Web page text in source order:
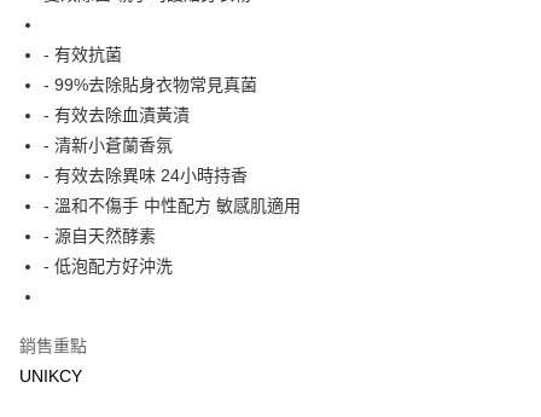
街口支付
悠遊付
Google Pay
運送方式
7-11取貨付款［需3-5個工作天不含預購商品］
每筆NT$70，滿NT$499(含以上)免運費
每筆NT$70，滿NT$499(含以上)免運費
- 有效抗菌
- 99%去除貼身衣物常見真菌
- 有效去除血漬黃漬
- 清新小蒼蘭香氛
- 有效去除異味 24小時持香
- 溫和不傷手 中性配方 敏感肌適用
- 源自天然酵素
- 低泡配方好沖洗
銷售重點
UNIKCY